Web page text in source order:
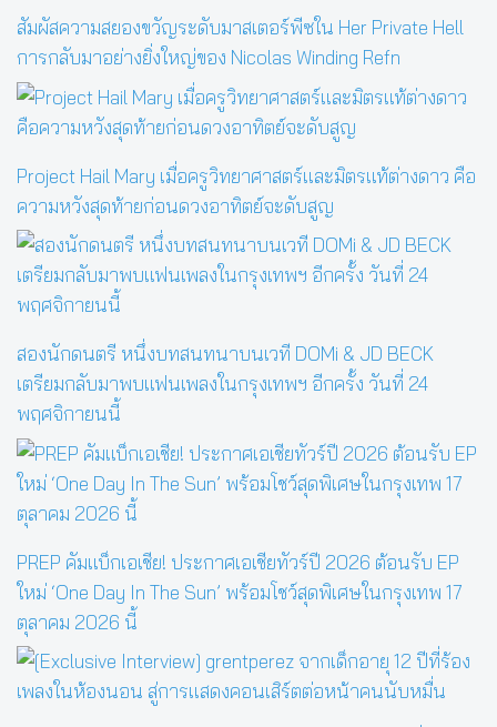
สัมผัสความสยองขวัญระดับมาสเตอร์พีซใน Her Private Hell
การกลับมาอย่างยิ่งใหญ่ของ Nicolas Winding Refn
Project Hail Mary เมื่อครูวิทยาศาสตร์และมิตรแท้ต่างดาว คือ
ความหวังสุดท้ายก่อนดวงอาทิตย์จะดับสูญ
สองนักดนตรี หนึ่งบทสนทนาบนเวที DOMi & JD BECK
เตรียมกลับมาพบแฟนเพลงในกรุงเทพฯ อีกครั้ง วันที่ 24
พฤศจิกายนนี้
PREP คัมแบ็กเอเชีย! ประกาศเอเชียทัวร์ปี 2026 ต้อนรับ EP
ใหม่ ‘One Day In The Sun’ พร้อมโชว์สุดพิเศษในกรุงเทพ 17
ตุลาคม 2026 นี้